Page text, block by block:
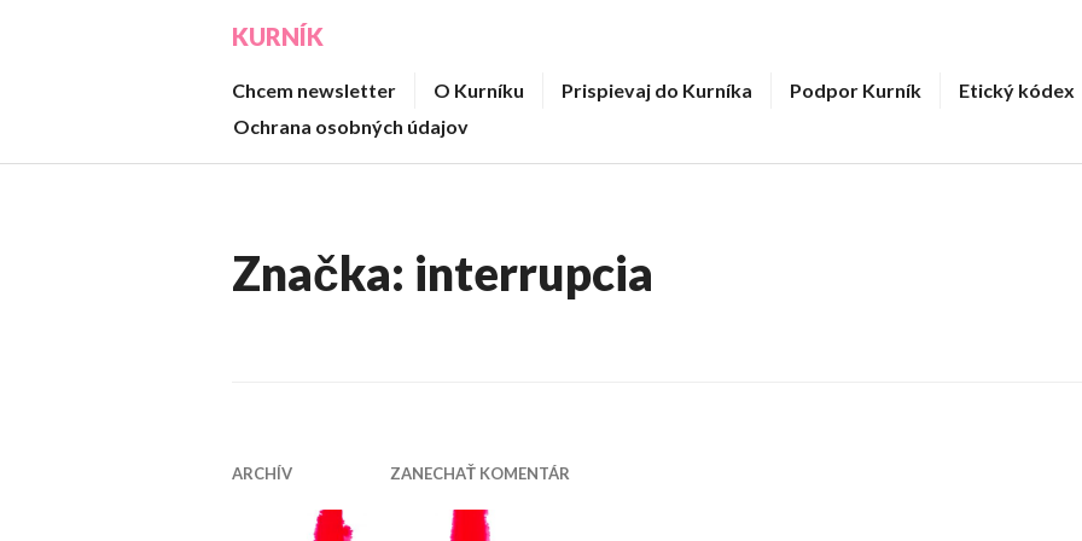
KURNÍK
Chcem newsletter O Kurníku Prispievaj do Kurníka Podpor Kurník
Etický kódex
Ochrana osobných údajov
Značka: interrupcia
ARCHÍV ZANECHAŤ KOMENTÁR